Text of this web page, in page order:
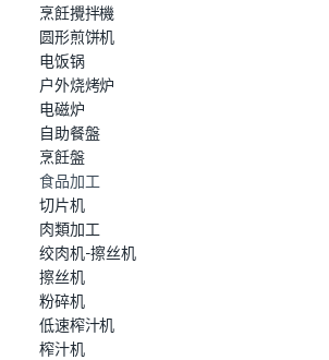
inoltre informazioni sul modo in cui
nostro sito con i nostri partner che si
dei dati web, pubblicità e social media, i
combinarle con altre informazioni che
che hanno raccolto dal suo utilizzo dei
烹飪攪拌機
圆形煎饼机
电饭锅
户外烧烤炉
电磁炉
自助餐盤
烹飪盤
食品加工
切片机
肉類加工
绞肉机-擦丝机
擦丝机
粉碎机
低速榨汁机
榨汁机